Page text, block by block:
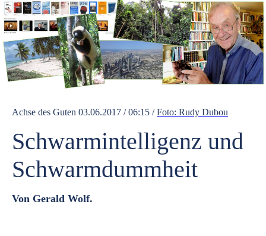
Achse des Guten 03.06.2017 / 06:15 /Foto: Rudy Dubou
Schwarmintelligenz und
Schwarmdummheit
Von Gerald Wolf.